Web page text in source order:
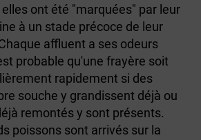
ont été "marquées" par leur
à un stade précoce de leur
affluent a ses odeurs
probable qu'une frayère soit
rapidement si des
souche y grandissent déjà ou
remontés y sont présents.
poissons sont arrivés sur la